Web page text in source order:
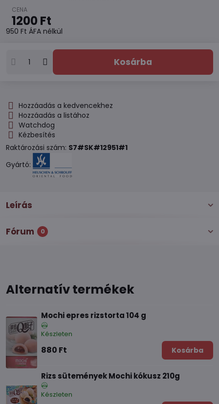
1200 Ft
950 Ft ÁFA nélkül
Kosárba
Hozzáadás a kedvencekhez
Hozzáadás a listához
Watchdog
Kézbesítés
Raktározási szám: S7#SK#12951#1
Gyártó:
Leírás
Fórum 0
Alternatív termékek
Mochi epres rizstorta 104 g
Készleten
880 Ft Kosárba
Rizs sütemények Mochi kókusz 210g
Készleten